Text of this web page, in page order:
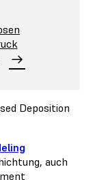
Deposition
auch